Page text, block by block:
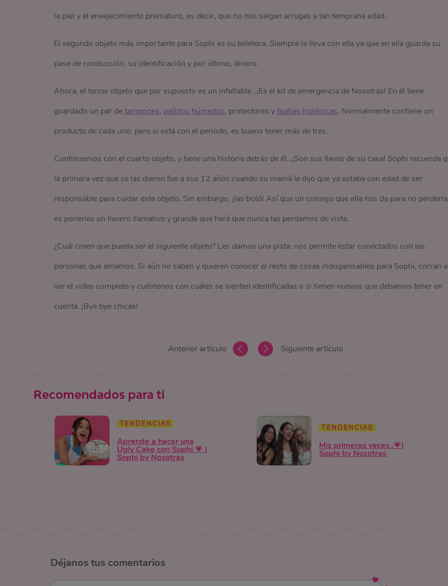
la piel y el envejecimiento prematuro, es decir, que no nos salgan arrugas a tan temprana edad.
El segundo objeto más importante para Sophi es su billetera. Siempre la lleva con ella ya que en ella guarda su
pase de conducción, su identificación y por último, dinero.
Ahora, el tercer objeto que por supuesto es un infaltable…¡Es el kit de emergencia de Nosotras! En él tiene
guardado un par detampones, pañitos húmedos, protectores ytoallas higiénicas. Normalmente contiene un
producto de cada uno, pero si está con el periodo, es bueno tener más de tres.
Continuemos con el cuarto objeto, y tiene una historia detrás de él…¡Son sus llaves de su casa! Sophi recuerda
la primera vez que se las dieron fue a sus 12 años cuando su mamá le dijo que ya estaba con edad de ser
responsable para cuidar este objeto. Sin embargo, ¡las botó! Así que un consejo que ella nos da para no
es ponerles un llavero llamativo y grande que hará que nunca las perdamos de vista.
¿Cuál creen que pueda ser el siguiente objeto? Les damos una pista: nos permite estar conectados con las
personas que amamos. Si aún no saben y quieren conocer el resto de cosas indispensables para Sophi, corran a
ver el video completo y cuéntenos con cuáles se sienten identificadas o si tienen nuevos que debamos tener en
cuenta. ¡Bye bye chicas!
Anterior artículo Siguiente artículo
Recomendados para ti
TENDENCIAS
Aprende a hacer una
Ugly Cake con Sophi 💗 |
Sophi by Nosotras
TENDENCIAS
Mis primeras veces..💗|
Sophi by Nosotras
Déjanos tus comentarios